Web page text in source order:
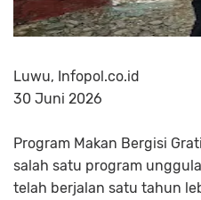
Luwu, Infopol.co.id
30 Juni 2026
Program Makan Bergisi
salah satu program
telah berjalan satu tahun